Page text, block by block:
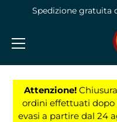
contenuto
Spedizione gratuita
Attenzione!
ordini effettuati dopo
evasi a partire dal 24